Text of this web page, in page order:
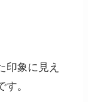
印象に見え
。